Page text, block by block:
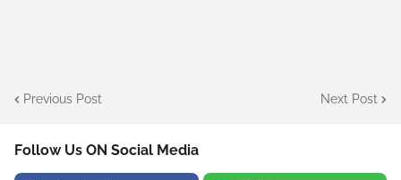
Previous Post Next Post
Follow Us ON Social Media